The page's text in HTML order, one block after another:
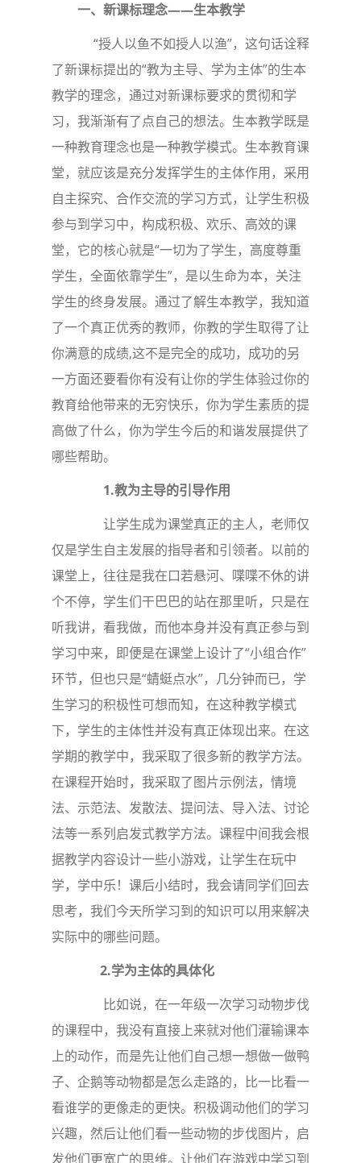
一、新课标理念——生本教学
“授人以鱼不如授人以渔”，这句话诠释
了新课标提出的“教为主导、学为主体”的生本
教学的理念，通过对新课标要求的贯彻和学
习，我渐渐有了点自己的想法。生本教学既是
一种教育理念也是一种教学模式。生本教育课
堂，就应该是充分发挥学生的主体作用，采用
自主探究、合作交流的学习方式，让学生积极
参与到学习中，构成积极、欢乐、高效的课
堂，它的核心就是“一切为了学生，高度尊重
学生，全面依靠学生”，是以生命为本，关注
学生的终身发展。通过了解生本教学，我知道
了一个真正优秀的教师，你教的学生取得了让
你满意的成绩,这不是完全的成功，成功的另
一方面还要看你有没有让你的学生体验过你的
教育给他带来的无穷快乐，你为学生素质的提
高做了什么，你为学生今后的和谐发展提供了
哪些帮助。
1.教为主导的引导作用
让学生成为课堂真正的主人，老师仅
仅是学生自主发展的指导者和引领者。以前的
课堂上，往往是我在口若悬河、喋喋不休的讲
个不停，学生们干巴巴的站在那里听，只是在
听我讲，看我做，而他本身并没有真正参与到
学习中来，即便是在课堂上设计了“小组合作”
环节，但也只是“蜻蜓点水”，几分钟而已，学
生学习的积极性可想而知，在这种教学模式
下，学生的主体性并没有真正体现出来。在这
学期的教学中，我采取了很多新的教学方法。
在课程开始时，我采取了图片示例法，情境
法、示范法、发散法、提问法、导入法、讨论
法等一系列启发式教学方法。课程中间我会根
据教学内容设计一些小游戏，让学生在玩中
学，学中乐！课后小结时，我会请同学们回去
思考，我们今天所学习到的知识可以用来解决
实际中的哪些问题。
2.学为主体的具体化
比如说，在一年级一次学习动物步伐
的课程中，我没有直接上来就对他们灌输课本
上的动作，而是先让他们自己想一想做一做鸭
子、企鹅等动物都是怎么走路的，比一比看一
看谁学的更像走的更快。积极调动他们的学习
兴趣，然后让他们看一些动物的步伐图片，启
发他们更宽广的思维。让他们在游戏中学习到